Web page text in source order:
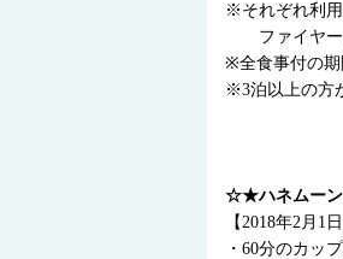
※それぞれ利
ファイヤー
※全食事付の期
※3泊以上の方
☆★ハネムー
【2018年2月1
・60分のカッ